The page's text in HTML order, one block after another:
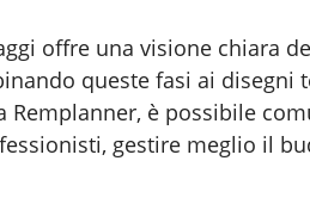
offre una visione chiara
queste fasi ai disegni
Remplanner, è possibile
gestire meglio il